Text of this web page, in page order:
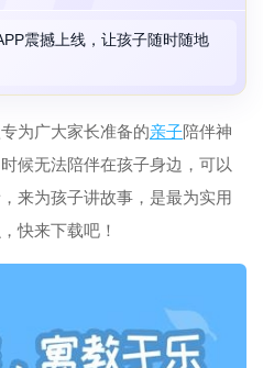
震撼上线，让孩子随时随地
为广大家长准备的亲子陪伴神
候无法陪伴在孩子身边，可以
来为孩子讲故事，是最为实用
快来下载吧！